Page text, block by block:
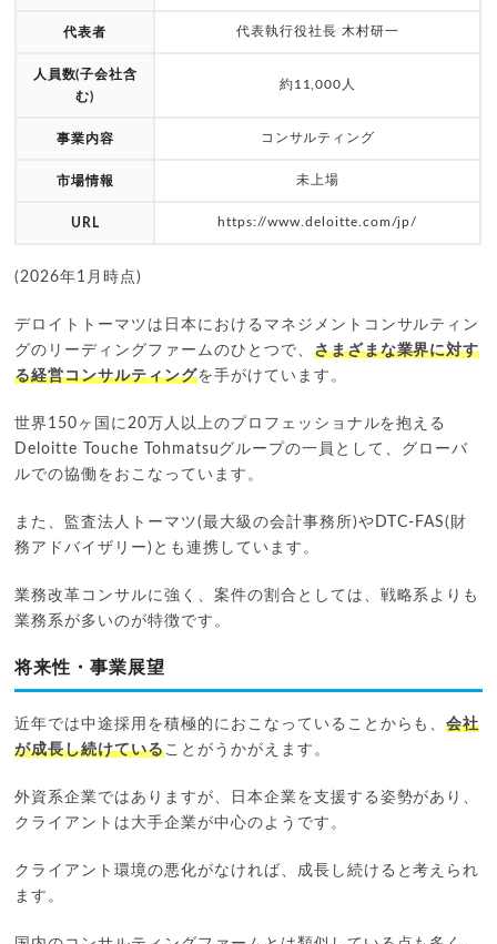
代表者 代表執行役社長 木村研一
人員数(子会社含
む)
約11,000人
事業内容 コンサルティング
市場情報 未上場
URL https://www.deloitte.com/jp/
(2026年1月時点)
デロイトトーマツは日本におけるマネジメントコンサルティン
グのリーディングファームのひとつで、 さまざまな業界に対す
る経営コンサルティングを手がけています。
世界150ヶ国に20万人以上のプロフェッショナルを抱える
Deloitte Touche Tohmatsuグループの一員として、グローバ
ルでの協働をおこなっています。
また、監査法人トーマツ(最大級の会計事務所)やDTC-FAS(財
務アドバイザリー)とも連携しています。
業務改革コンサルに強く、案件の割合としては、戦略系よりも
業務系が多いのが特徴です。
将来性・事業展望
近年では中途採用を積極的におこなっていることからも、会社
が成長し続けていることがうかがえます。
外資系企業ではありますが、日本企業を支援する姿勢があり、
クライアントは大手企業が中心のようです。
クライアント環境の悪化がなければ、成長し続けると考えられ
ます。